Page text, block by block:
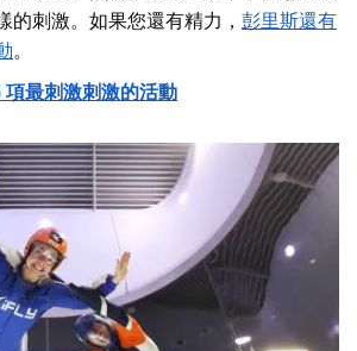
的刺激。如果您還有精力， 彭里斯還有
。
項最刺激刺激的活動